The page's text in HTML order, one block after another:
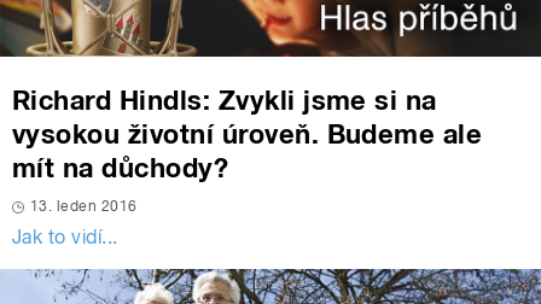
Richard Hindls: Zvykli jsme si na
vysokou životní úroveň. Budeme ale
mít na důchody?
13. leden 2016
Jak to vidí...